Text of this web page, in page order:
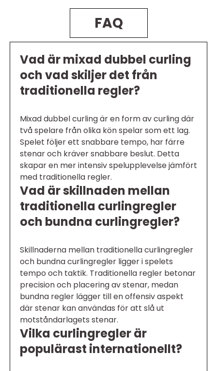
FAQ
Vad är mixad dubbel curling
och vad skiljer det från
traditionella regler?
Mixad dubbel curling är en form av curling där
två spelare från olika kön spelar som ett lag.
Spelet följer ett snabbare tempo, har färre
stenar och kräver snabbare beslut. Detta
skapar en mer intensiv spelupplevelse jämfört
med traditionella regler.
Vad är skillnaden mellan
traditionella curlingregler
och bundna curlingregler?
Skillnaderna mellan traditionella curlingregler
och bundna curlingregler ligger i spelets
tempo och taktik. Traditionella regler betonar
precision och placering av stenar, medan
bundna regler lägger till en offensiv aspekt
där stenar kan användas för att slå ut
motståndarlagets stenar.
Vilka curlingregler är
populärast internationellt?